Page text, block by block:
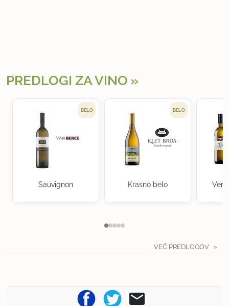
PREDLOGI ZA VINO
BELO
Sauvignon
BELO
Krasno belo
VEČ PREDLOGOV